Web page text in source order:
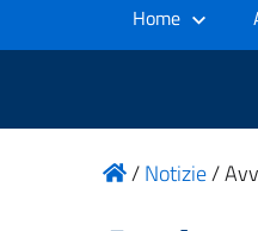
Home
/Notizie/